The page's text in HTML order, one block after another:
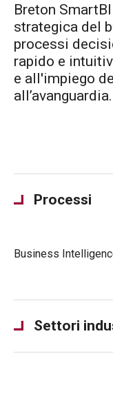
Breton
strategica del
processi
rapido e
e all'impiego
all’avanguardia.
Processi
Business
Settori